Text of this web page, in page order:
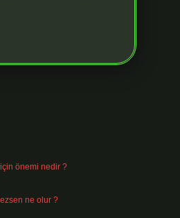
önemi nedir ?
ne olur ?